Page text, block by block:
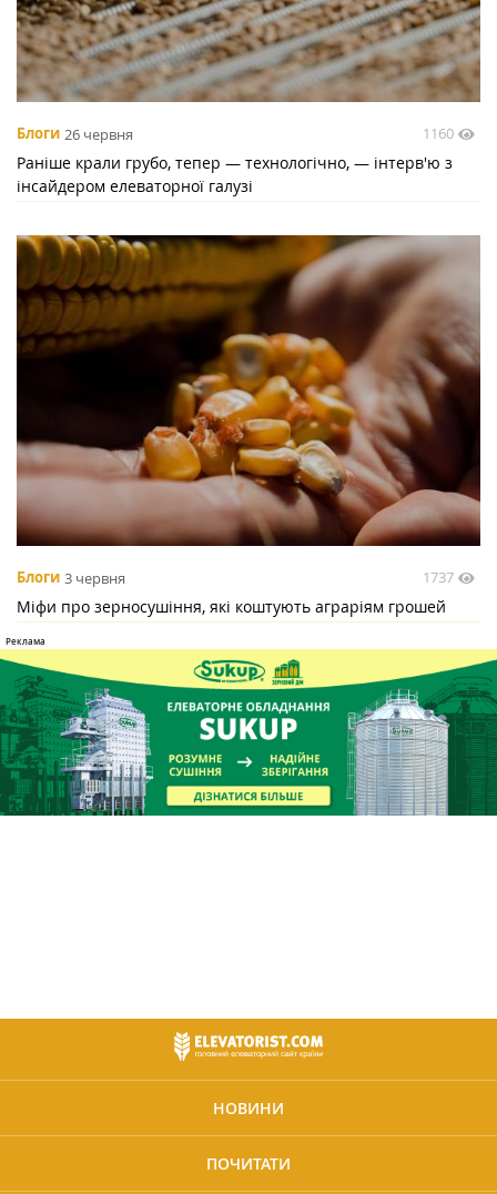
Блоги 26 червня 1160
Раніше крали грубо, тепер — технологічно, — інтерв'ю з
інсайдером елеваторної галузі
Блоги 3 червня 1737
Міфи про зерносушіння, які коштують аграріям грошей
НОВИНИ
ПОЧИТАТИ